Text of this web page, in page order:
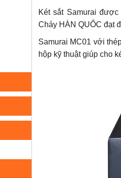
Két sắt Samurai
Cháy HÀN QUỐC đạt
Samurai MC01 với
hộp kỹ thuật giúp cho